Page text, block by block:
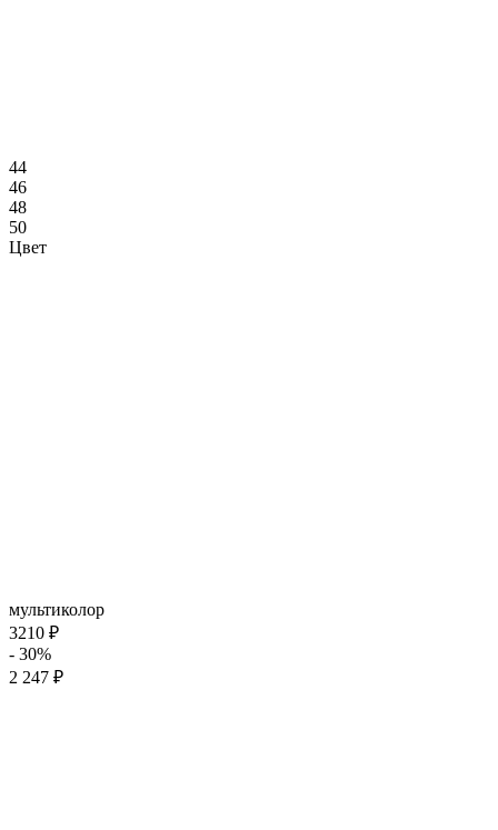
44
46
48
50
Цвет
мультиколор
3210 ₽
- 30%
2 247 ₽